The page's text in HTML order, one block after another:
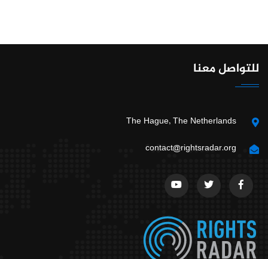
للتواصل معنا
The Hague, The Netherlands
contact@rightsradar.org